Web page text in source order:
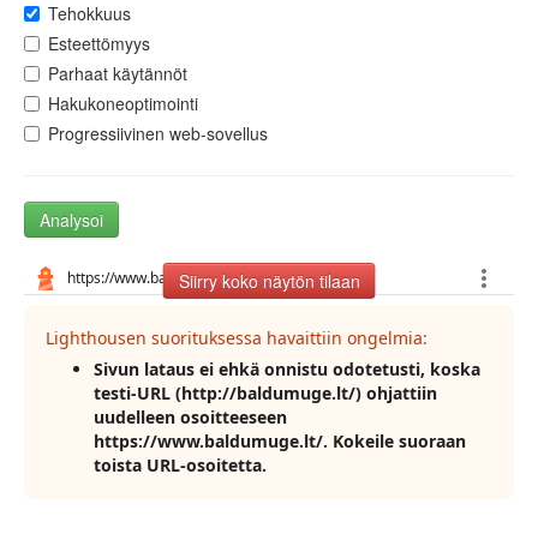
Tehokkuus
Esteettömyys
Parhaat käytännöt
Hakukoneoptimointi
Progressiivinen web-sovellus
Analysoi
Siirry koko näytön tilaan